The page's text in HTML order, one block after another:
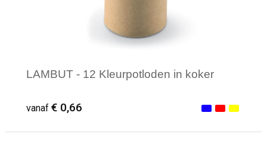
LAMBUT - 12 Kleurpotloden in koker
vanaf € 0,66